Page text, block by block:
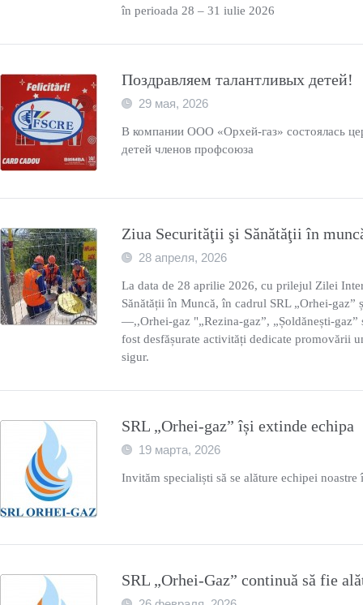
în perioada 28 – 31 iulie 2026
Поздравляем талантливых детей!
29 мая, 2026
В компании ООО «Орхей-газ» состоялась
детей членов профсоюза
Ziua Securităţii şi Sănătăţii în
28 апреля, 2026
La data de 28 aprilie 2026, cu prilejul Zilei
Sănătății în Muncă, în cadrul SRL „Orhei-gaz”
—,,Orhei-gaz "„Rezina-gaz”, „Șoldănești-
fost desfășurate activități dedicate promovării
sigur.
SRL „Orhei-gaz” își extinde echipa
19 марта, 2026
Invităm specialiști să se alăture echipei
SRL „Orhei-Gaz” continuă să fie